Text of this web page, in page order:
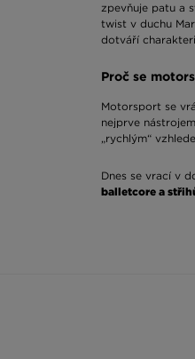
zpevňuje patu a
twist v duchu
dotváří
Proč se
Motorsport se
nejprve
„rychlým“
Dnes se vrací v
balletcore a